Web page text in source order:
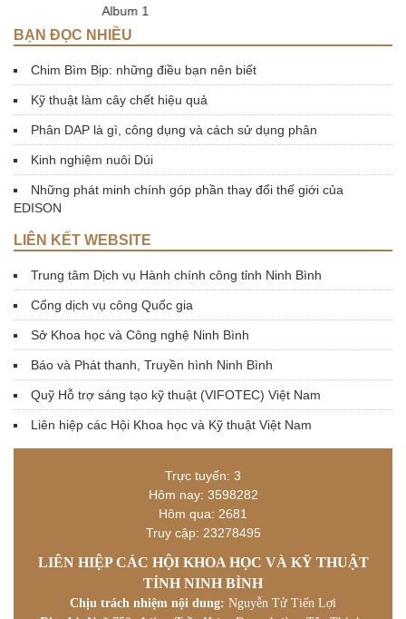
Album 1
BẠN ĐỌC NHIỀU
Chim Bìm Bịp: những điều bạn nên biết
Kỹ thuật làm cây chết hiệu quả
Phân DAP là gì, công dụng và cách sử dụng phân
Kinh nghiệm nuôi Dúi
Những phát minh chính góp phần thay đổi thế giới của
EDISON
LIÊN KẾT WEBSITE
Trung tâm Dịch vụ Hành chính công tỉnh Ninh Bình
Cổng dịch vụ công Quốc gia
Sở Khoa học và Công nghệ Ninh Bình
Báo và Phát thanh, Truyền hình Ninh Bình
Quỹ Hỗ trợ sáng tạo kỹ thuật (VIFOTEC) Việt Nam
Liên hiệp các Hội Khoa học và Kỹ thuật Việt Nam
Trực tuyến: 3
Hôm nay: 3598282
Hôm qua: 2681
Truy cập: 23278495
LIÊN HIỆP CÁC HỘI KHOA HỌC VÀ KỸ THUẬT
TỈNH NINH BÌNH
Chịu trách nhiệm nội dung: Nguyễn Tử Tiến Lợi